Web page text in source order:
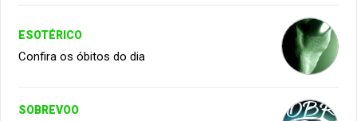
ESOTÉRICO
Confira os óbitos do dia
SOBREVOO